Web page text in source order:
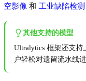
空影像 和 工业缺陷检测
其他支持的模型
Ultralytics 框架还支持
户轻松对遗留流水线